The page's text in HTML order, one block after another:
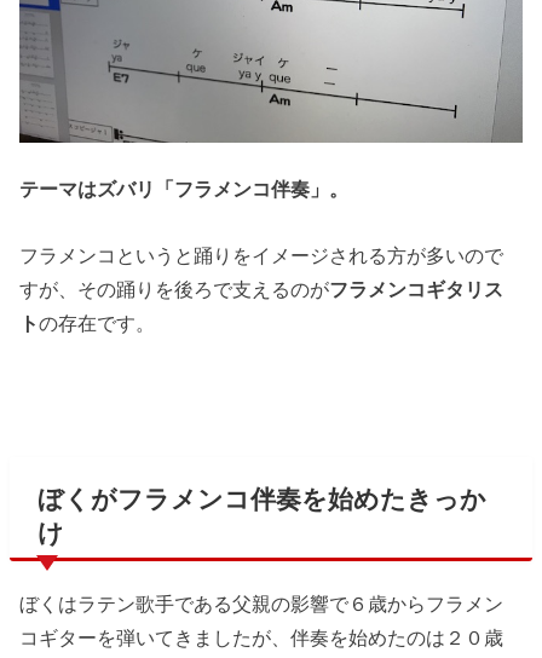
テーマはズバリ「フラメンコ伴奏」。
フラメンコというと踊りをイメージされる方が多いので
すが、その踊りを後ろで支えるのがフラメンコギタリス
トの存在です。
ぼくがフラメンコ伴奏を始めたきっか
け
ぼくはラテン歌手である父親の影響で６歳からフラメン
コギターを弾いてきましたが、伴奏を始めたのは２０歳